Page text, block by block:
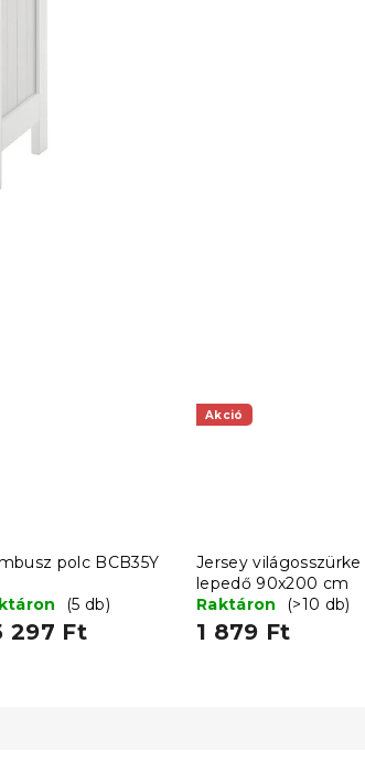
polc BCB35Y
(5 db)
297 Ft
Akció
Jersey világosszürke
lepedő 90x200 cm
Raktáron
(>10 db)
1 879 Ft